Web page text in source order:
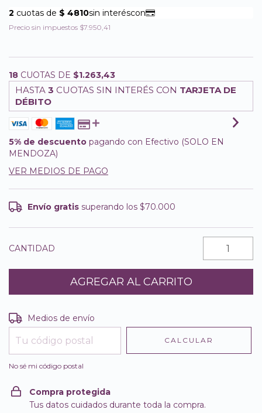
Precio sin impuestos $7.950,41
18 CUOTAS DE $1.263,43
HASTA 3 CUOTAS SIN INTERÉS CON TARJETA DE
DÉBITO
5% de descuento pagando con Efectivo (SOLO EN
MENDOZA)
VER MEDIOS DE PAGO
Envío gratis superando los$70.000
CANTIDAD
Entregas para el CP:
Medios de envío
CALCULAR
No sé mi código postal
Compra protegida
Tus datos cuidados durante toda la compra.